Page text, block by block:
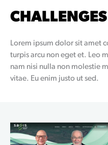
Lorem ipsum dolor sit amet
turpis arcu non eget et. Leo
nam nisi nulla non molestie
vitae. Eu enim justo ut sed.